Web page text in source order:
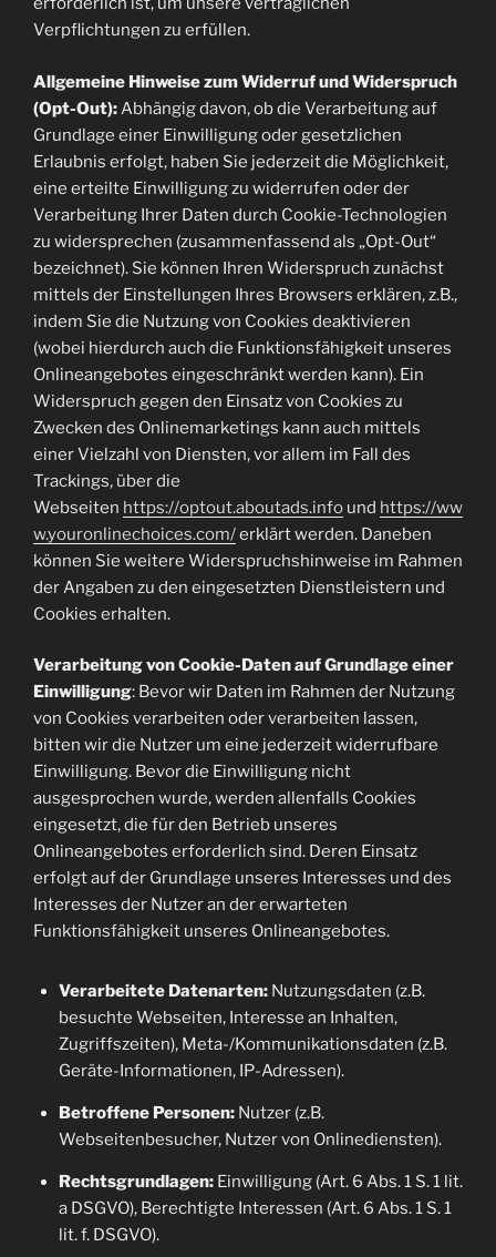
Verpflichtungen zu erfüllen.
Allgemeine Hinweise zum Widerruf und Widerspruch
(Opt-Out): Abhängig davon, ob die Verarbeitung auf
Grundlage einer Einwilligung oder gesetzlichen
Erlaubnis erfolgt, haben Sie jederzeit die Möglichkeit,
eine erteilte Einwilligung zu widerrufen oder der
Verarbeitung Ihrer Daten durch Cookie-Technologien
zu widersprechen (zusammenfassend als „Opt-Out“
bezeichnet). Sie können Ihren Widerspruch zunächst
mittels der Einstellungen Ihres Browsers erklären, z.B.,
indem Sie die Nutzung von Cookies deaktivieren
(wobei hierdurch auch die Funktionsfähigkeit unseres
Onlineangebotes eingeschränkt werden kann). Ein
Widerspruch gegen den Einsatz von Cookies zu
Zwecken des Onlinemarketings kann auch mittels
einer Vielzahl von Diensten, vor allem im Fall des
Trackings, über die
Webseiten https://optout.aboutads.info und https://ww
w.youronlinechoices.com/erklärt werden. Daneben
können Sie weitere Widerspruchshinweise im Rahmen
der Angaben zu den eingesetzten Dienstleistern und
Cookies erhalten.
Verarbeitung von Cookie-Daten auf Grundlage einer
Einwilligung: Bevor wir Daten im Rahmen der Nutzung
von Cookies verarbeiten oder verarbeiten lassen,
bitten wir die Nutzer um eine jederzeit widerrufbare
Einwilligung. Bevor die Einwilligung nicht
ausgesprochen wurde, werden allenfalls Cookies
eingesetzt, die für den Betrieb unseres
Onlineangebotes erforderlich sind. Deren Einsatz
erfolgt auf der Grundlage unseres Interesses und des
Interesses der Nutzer an der erwarteten
Funktionsfähigkeit unseres Onlineangebotes.
Verarbeitete Datenarten:Nutzungsdaten (z.B.
besuchte Webseiten, Interesse an Inhalten,
Zugriffszeiten), Meta-/Kommunikationsdaten (z.B.
Geräte-Informationen, IP-Adressen).
Betroffene Personen:Nutzer (z.B.
Webseitenbesucher, Nutzer von Onlinediensten).
Rechtsgrundlagen:Einwilligung (Art. 6 Abs. 1 S. 1 lit.
a DSGVO), Berechtigte Interessen (Art. 6 Abs. 1 S. 1
lit. f. DSGVO).